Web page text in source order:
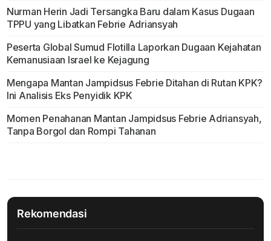
Nurman Herin Jadi Tersangka Baru dalam Kasus Dugaan
TPPU yang Libatkan Febrie Adriansyah
Peserta Global Sumud Flotilla Laporkan Dugaan Kejahatan
Kemanusiaan Israel ke Kejagung
Mengapa Mantan Jampidsus Febrie Ditahan di Rutan KPK?
Ini Analisis Eks Penyidik KPK
Momen Penahanan Mantan Jampidsus Febrie Adriansyah,
Tanpa Borgol dan Rompi Tahanan
Rekomendasi